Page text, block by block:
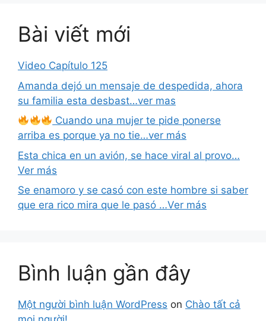
Bài viết mới
Video Capítulo 125
Amanda dejó un mensaje de despedida, ahora
su familia esta desbast…ver mas
Cuando una mujer te pide ponerse
arriba es porque ya no tie…ver más
Esta chica en un avión, se hace viral al provo…
Ver más
Se enamoro y se casó con este hombre si saber
que era rico mira que le pasó …Ver más
Bình luận gần đây
Một người bình luận WordPress on Chào tất cả